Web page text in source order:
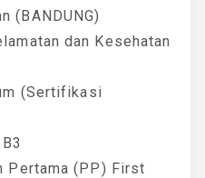
(BANDUNG)
dan Kesehatan
(Sertifikasi
Pertama (PP) First